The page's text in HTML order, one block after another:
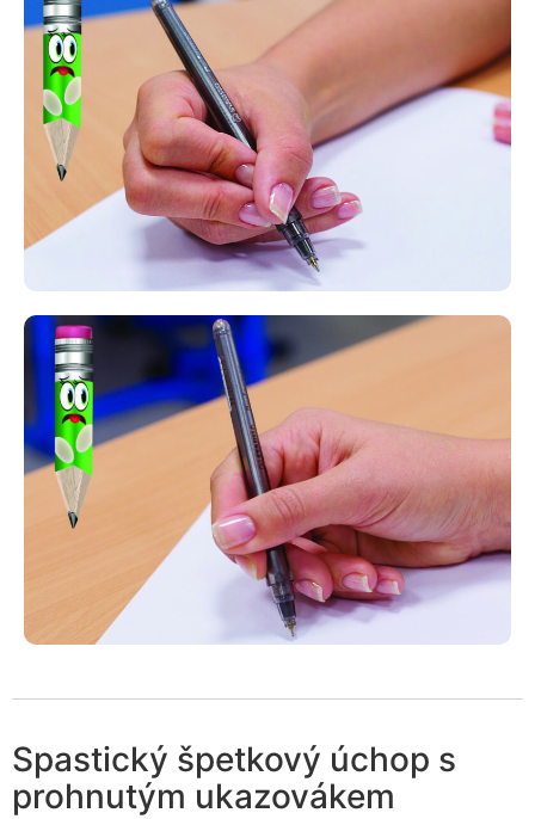
Spastický špetkový úchop s
prohnutým ukazovákem